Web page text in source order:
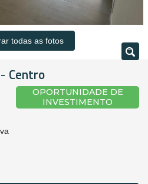
todas as fotos
- Centro
OPORTUNIDADE DE
INVESTIMENTO